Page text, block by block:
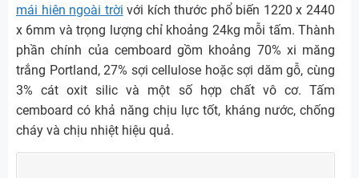
mái hiên ngoài trời với kích thước phổ biến 1220 x 2440
x 6mm và trọng lượng chỉ khoảng 24kg mỗi tấm. Thành
phần chính của cemboard gồm khoảng 70% xi măng
trắng Portland, 27% sợi cellulose hoặc sợi dăm gỗ, cùng
3% cát oxit silic và một số hợp chất vô cơ. Tấm
cemboard có khả năng chịu lực tốt, kháng nước, chống
cháy và chịu nhiệt hiệu quả.